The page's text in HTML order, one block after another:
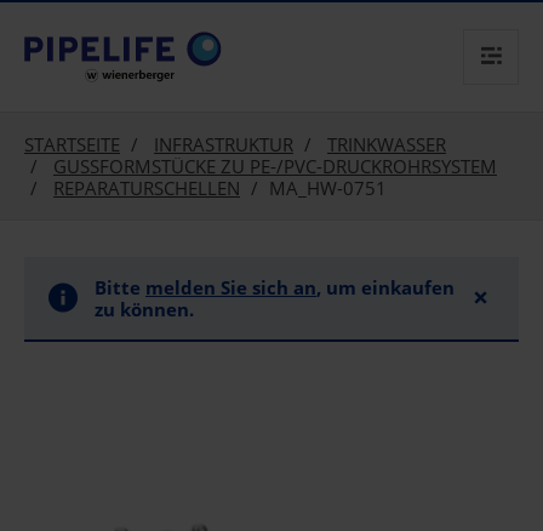
text.skipToContent
text.skipToNavigation
STARTSEITE INFRASTRUKTUR
TRINKWASSER
GUSSFORMSTÜCKE ZU PE-/PVC-DRUCKROHRSYSTEM
REPARATURSCHELLEN
MA_HW-0751
Bitte melden Sie sich an, um einkaufen
zu können.
×